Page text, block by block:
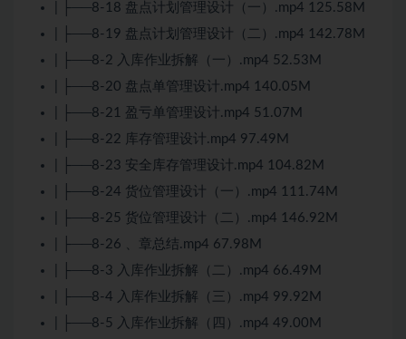
| ├──8-18 盘点计划管理设计（一）.mp4 125.58M
| ├──8-19 盘点计划管理设计（二）.mp4 142.78M
| ├──8-2 入库作业拆解（一）.mp4 52.53M
| ├──8-20 盘点单管理设计.mp4 140.05M
| ├──8-21 盈亏单管理设计.mp4 51.07M
| ├──8-22 库存管理设计.mp4 97.49M
| ├──8-23 安全库存管理设计.mp4 104.82M
| ├──8-24 货位管理设计（一）.mp4 111.74M
| ├──8-25 货位管理设计（二）.mp4 146.92M
| ├──8-26 、章总结.mp4 67.98M
| ├──8-3 入库作业拆解（二）.mp4 66.49M
| ├──8-4 入库作业拆解（三）.mp4 99.92M
| ├──8-5 入库作业拆解（四）.mp4 49.00M